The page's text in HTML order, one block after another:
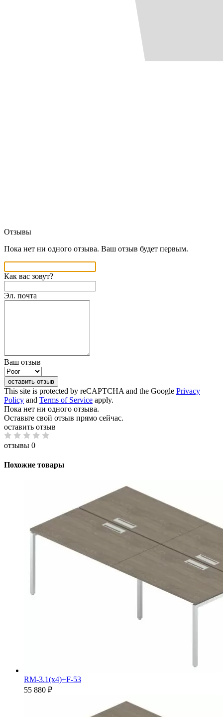
Отзывы
Пока нет ни одного отзыва. Ваш отзыв будет первым.
Как вас зовут?
Эл. почта
Ваш отзыв
оставить отзыв
This site is protected by reCAPTCHA and the Google Privacy
Policy and Terms of Service apply.
Пока нет ни одного отзыва.
Оставьте свой отзыв прямо сейчас.
оставить отзыв
отзывы 0
Похожие товары
RM-3.1(x4)+F-53
55 880 ₽